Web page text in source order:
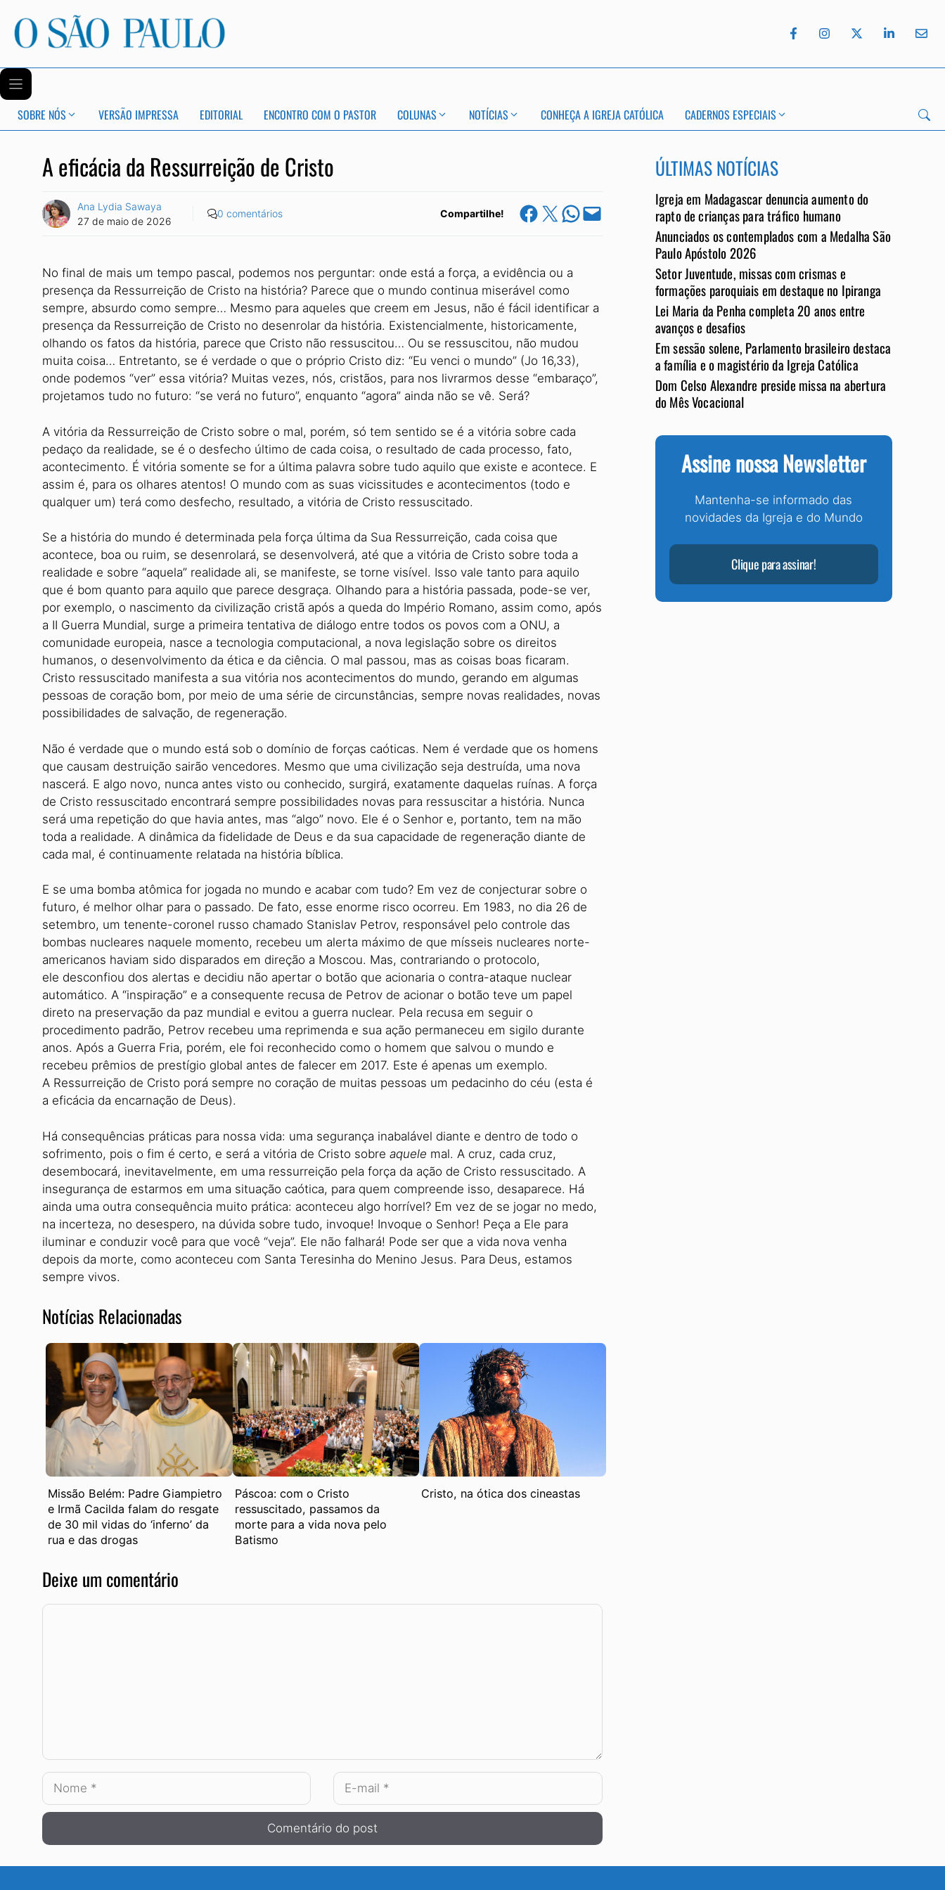
SOBRE NÓS VERSÃO IMPRESSA EDITORIAL ENCONTRO COM O PASTOR COLUNAS NOTÍCIAS CONHEÇA A IGREJA CATÓLICA CADERNOS ESPECIAIS
A eficácia da Ressurreição de Cristo
Ana Lydia Sawaya
27 de maio de 2026
0 comentários Compartilhe! Share on Facebook
Share on X Share on WhatsApp
Email this Page
No final de mais um tempo pascal, podemos nos perguntar: onde está a força, a evidência ou a
presença da Ressurreição de Cristo na história? Parece que o mundo continua miserável como
sempre, absurdo como sempre… Mesmo para aqueles que creem em Jesus, não é fácil identificar a
presença da Ressurreição de Cristo no desenrolar da história. Existencialmente, historicamente,
olhando os fatos da história, parece que Cristo não ressuscitou… Ou se ressuscitou, não mudou
muita coisa… Entretanto, se é verdade o que o próprio Cristo diz: “Eu venci o mundo” (Jo 16,33),
onde podemos “ver” essa vitória? Muitas vezes, nós, cristãos, para nos livrarmos desse “embaraço”,
projetamos tudo no futuro: “se verá no futuro”, enquanto “agora” ainda não se vê. Será?
A vitória da Ressurreição de Cristo sobre o mal, porém, só tem sentido se é a vitória sobre cada
pedaço da realidade, se é o desfecho último de cada coisa, o resultado de cada processo, fato,
acontecimento. É vitória somente se for a última palavra sobre tudo aquilo que existe e acontece. E
assim é, para os olhares atentos! O mundo com as suas vicissitudes e acontecimentos (todo e
qualquer um) terá como desfecho, resultado, a vitória de Cristo ressuscitado.
Se a história do mundo é determinada pela força última da Sua Ressurreição, cada coisa que
acontece, boa ou ruim, se desenrolará, se desenvolverá, até que a vitória de Cristo sobre toda a
realidade e sobre “aquela” realidade ali, se manifeste, se torne visível. Isso vale tanto para aquilo
que é bom quanto para aquilo que parece desgraça. Olhando para a história passada, pode-se ver,
por exemplo, o nascimento da civilização cristã após a queda do Império Romano, assim como, após
a II Guerra Mundial, surge a primeira tentativa de diálogo entre todos os povos com a ONU, a
comunidade europeia, nasce a tecnologia computacional, a nova legislação sobre os direitos
humanos, o desenvolvimento da ética e da ciência. O mal passou, mas as coisas boas ficaram.
Cristo ressuscitado manifesta a sua vitória nos acontecimentos do mundo, gerando em algumas
pessoas de coração bom, por meio de uma série de circunstâncias, sempre novas realidades, novas
possibilidades de salvação, de regeneração.
Não é verdade que o mundo está sob o domínio de forças caóticas. Nem é verdade que os homens
que causam destruição sairão vencedores. Mesmo que uma civilização seja destruída, uma nova
nascerá. E algo novo, nunca antes visto ou conhecido, surgirá, exatamente daquelas ruínas. A força
de Cristo ressuscitado encontrará sempre possibilidades novas para ressuscitar a história. Nunca
será uma repetição do que havia antes, mas “algo” novo. Ele é o Senhor e, portanto, tem na mão
toda a realidade. A dinâmica da fidelidade de Deus e da sua capacidade de regeneração diante de
cada mal, é continuamente relatada na história bíblica.
E se uma bomba atômica for jogada no mundo e acabar com tudo? Em vez de conjecturar sobre o
futuro, é melhor olhar para o passado. De fato, esse enorme risco ocorreu. Em 1983, no dia 26 de
setembro, um tenente-coronel russo chamado Stanislav Petrov, responsável pelo controle das
bombas nucleares naquele momento, recebeu um alerta máximo de que mísseis nucleares norte-
americanos haviam sido disparados em direção a Moscou. Mas, contrariando o protocolo,
ele desconfiou dos alertas e decidiu não apertar o botão que acionaria o contra-ataque nuclear
automático. A “inspiração” e a consequente recusa de Petrov de acionar o botão teve um papel
direto na preservação da paz mundial e evitou a guerra nuclear. Pela recusa em seguir o
procedimento padrão, Petrov recebeu uma reprimenda e sua ação permaneceu em sigilo durante
anos. Após a Guerra Fria, porém, ele foi reconhecido como o homem que salvou o mundo e
recebeu prêmios de prestígio global antes de falecer em 2017. Este é apenas um exemplo.
A Ressurreição de Cristo porá sempre no coração de muitas pessoas um pedacinho do céu (esta é
a eficácia da encarnação de Deus).
Há consequências práticas para nossa vida: uma segurança inabalável diante e dentro de todo o
sofrimento, pois o fim é certo, e será a vitória de Cristo sobre aquele mal. A cruz, cada cruz,
desembocará, inevitavelmente, em uma ressurreição pela força da ação de Cristo ressuscitado. A
insegurança de estarmos em uma situação caótica, para quem compreende isso, desaparece. Há
ainda uma outra consequência muito prática: aconteceu algo horrível? Em vez de se jogar no medo,
na incerteza, no desespero, na dúvida sobre tudo, invoque! Invoque o Senhor! Peça a Ele para
iluminar e conduzir você para que você “veja”. Ele não falhará! Pode ser que a vida nova venha
depois da morte, como aconteceu com Santa Teresinha do Menino Jesus. Para Deus, estamos
sempre vivos.
Notícias Relacionadas
Missão Belém: Padre Giampietro
e Irmã Cacilda falam do resgate
de 30 mil vidas do ‘inferno’ da
rua e das drogas
Páscoa: com o Cristo
ressuscitado, passamos da
morte para a vida nova pelo
Batismo
Cristo, na ótica dos cineastas
Deixe um comentário
Comentário
Nome
E-
mail
ÚLTIMAS NOTÍCIAS
Igreja em Madagascar denuncia aumento do
rapto de crianças para tráfico humano
Anunciados os contemplados com a Medalha São
Paulo Apóstolo 2026
Setor Juventude, missas com crismas e
formações paroquiais em destaque no Ipiranga
Lei Maria da Penha completa 20 anos entre
avanços e desafios
Em sessão solene, Parlamento brasileiro destaca
a família e o magistério da Igreja Católica
Dom Celso Alexandre preside missa na abertura
do Mês Vocacional
Assine nossa Newsletter
Mantenha-se informado das
novidades da Igreja e do Mundo
Clique para assinar!